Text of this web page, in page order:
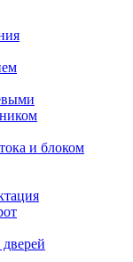
и блоком